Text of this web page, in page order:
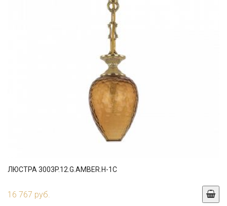
ЛЮСТРА 3003P.12.G.AMBER.H-1C
16 767 руб.